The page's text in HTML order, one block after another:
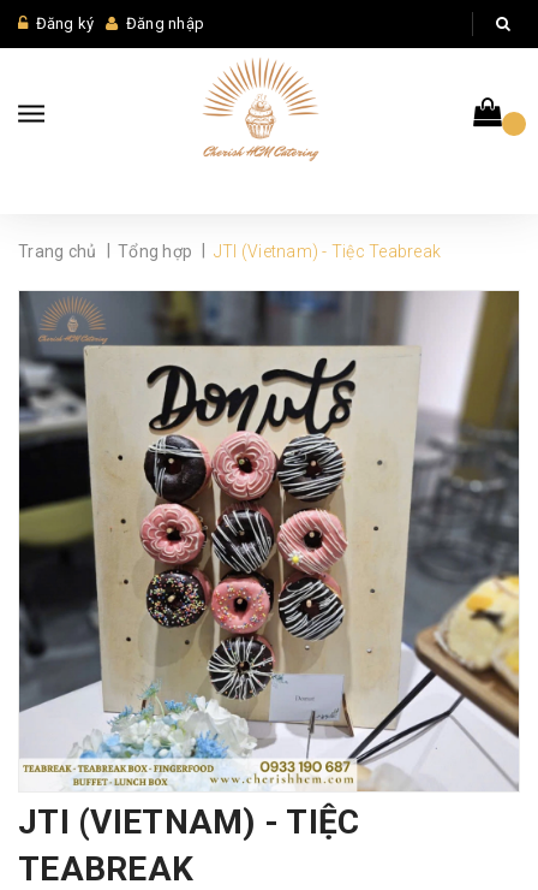
Đăng ký Đăng nhập
Trang chủ Tổng hợp JTI (Vietnam) - Tiệc Teabreak
JTI (VIETNAM) - TIỆC
TEABREAK